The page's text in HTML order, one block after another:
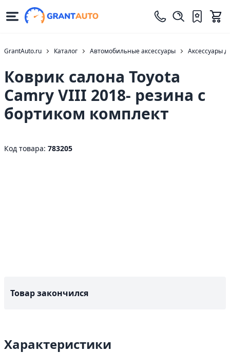
GrantAuto.ru Каталог Автомобильные аксессуары Аксессуары
Коврик салона Toyota
Camry VIII 2018- резина с
бортиком комплект
Код товара: 783205
Товар закончился
Характеристики